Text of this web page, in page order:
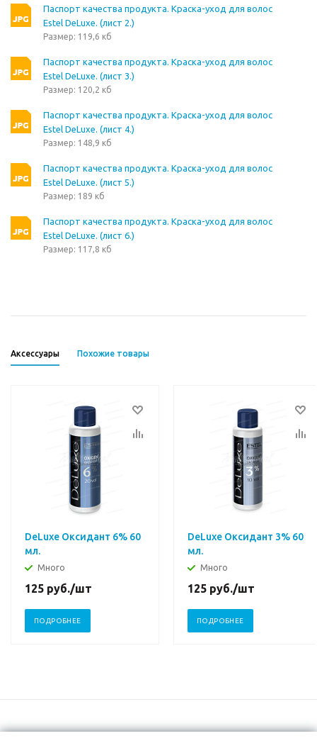
Паспорт качества продукта. Краска-уход для волос
Estel DeLuxe. (лист 2.)
Размер: 119,6 кб
Паспорт качества продукта. Краска-уход для волос
Estel DeLuxe. (лист 3.)
Размер: 120,2 кб
Паспорт качества продукта. Краска-уход для волос
Estel DeLuxe. (лист 4.)
Размер: 148,9 кб
Паспорт качества продукта. Краска-уход для волос
Estel DeLuxe. (лист 5.)
Размер: 189 кб
Паспорт качества продукта. Краска-уход для волос
Estel DeLuxe. (лист 6.)
Размер: 117,8 кб
Аксессуары Похожие товары
DeLuxe Оксидант 6% 60
мл.
Много
125 руб./шт
ПОДРОБНЕЕ
DeLuxe Оксидант 3% 60
мл.
Много
125 руб./шт
ПОДРОБНЕЕ